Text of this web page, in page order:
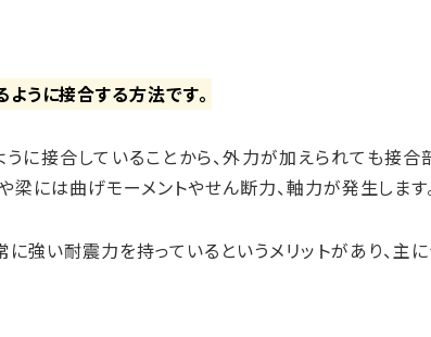
うに接合する方法です。
に接合していることから、外力が加えられても接合
梁には曲げモーメントやせん断力、軸力が発生します
強い耐震力を持っているというメリットがあり、主